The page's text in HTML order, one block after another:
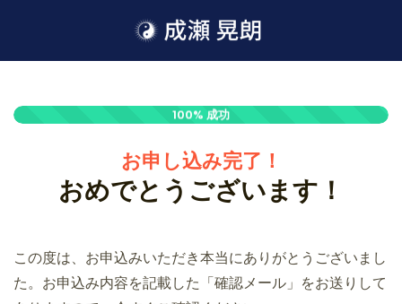
100% 成功
お申し込み完了！
おめでとうございます！
この度は、お申込みいただき本当にありがとうございまし
た。 お申込み内容を記載した「確認メール」をお送りして